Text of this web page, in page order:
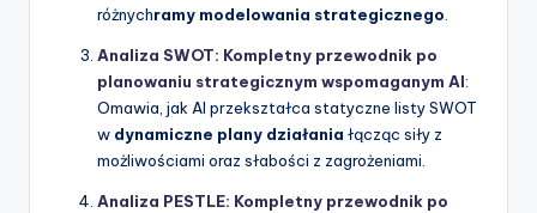
różnychramy modelowania strategicznego
Analiza SWOT: Kompletny przewodnik po
planowaniu strategicznym wspomaganym AI:
Omawia, jak AI przekształca statyczne listy SWOT
w dynamiczne plany działania łącząc siły z
możliwościami oraz słabości z zagrożeniami.
Analiza PESTLE: Kompletny przewodnik po